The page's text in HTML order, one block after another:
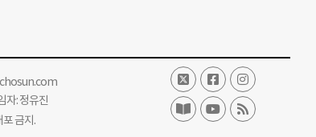
: 정유진
금지.